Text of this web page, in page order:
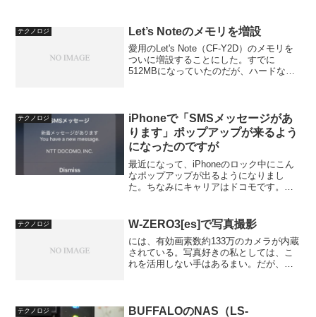
わせで会った人たちは、一週間も続く夏
風邪に悩まされていたり、...
テクノロジ Let’s Noteのメモリを増設
愛用のLet's Note（CF-Y2D）のメモリを
ついに増設することにした。すでに
512MBになっていたのだが、ハードな稼
杯ッスよ...
テクノロジ
iPhoneで「SMSメッセージがあ
ります」ポップアップが来るよう
になったのですが
最近になって、iPhoneのロック中にこん
なポップアップが出るようになりまし
た。ちなみにキャリアはドコモです。
DOCOMO, INC.で、その下に...
テクノロジ W-ZERO3[es]で写真撮影
には、有効画素数約133万のカメラが内蔵
されている。写真好きの私としては、こ
れを活用しない手はあるまい。だが、こ
は、→→と開き、左上の...
テクノロジ
BUFFALOのNAS（LS-